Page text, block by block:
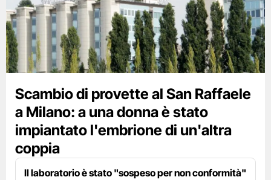
Scambio di provette al San Raffaele
a Milano: a una donna è stato
impiantato l'embrione di un'altra
coppia
Il laboratorio è stato "sospeso per non conformità"